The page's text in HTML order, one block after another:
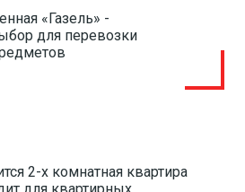
«Газель» -
для перевозки
2-х комнатная квартира